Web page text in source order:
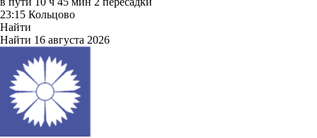
23:15 Кольцово
Найти
Найти 16 августа 2026